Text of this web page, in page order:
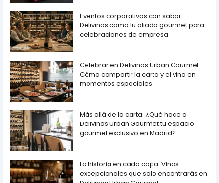
Eventos corporativos con sabor:
Delivinos como tu aliado gourmet para
celebraciones de empresa
Celebrar en Delivinos Urban Gourmet:
Cómo compartir la carta y el vino en
momentos especiales
Más allá de la carta: ¿Qué hace a
Delivinos Urban Gourmet tu espacio
gourmet exclusivo en Madrid?
La historia en cada copa: Vinos
excepcionales que solo encontrarás en